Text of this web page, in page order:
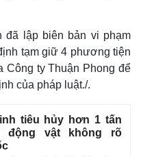
Video
đã lập biên bản vi phạm
tạm giữ 4 phương tiện
Công ty Thuận Phong để
của pháp luật./.
tiêu hủy hơn 1 tấn
động vật không rõ